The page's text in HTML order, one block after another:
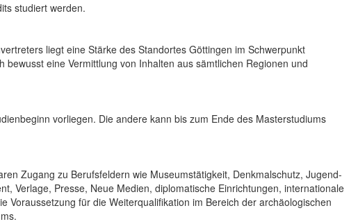
studiert werden.
liegt eine Stärke des Standortes Göttingen im Schwerpunkt
eine Vermittlung von Inhalten aus sämtlichen Regionen und
vorliegen. Die andere kann bis zum Ende des Masterstudiums
Zugang zu Berufsfeldern wie Museumstätigkeit, Denkmalschutz, Jugend-
Verlage, Presse, Neue Medien, diplomatische Einrichtungen, internationale
Voraussetzung für die Weiterqualifikation im Bereich der archäologischen